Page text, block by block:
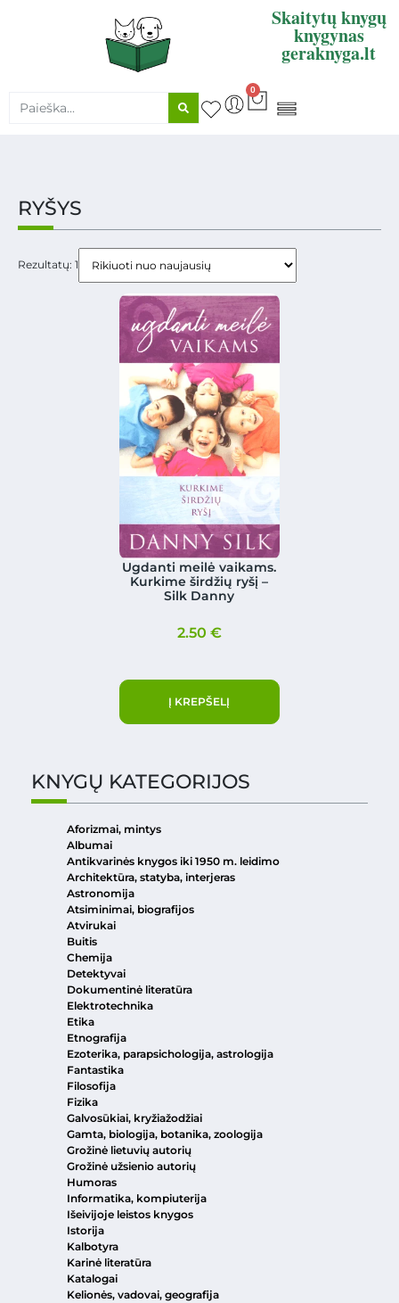
Skaitytų knygų
knygynas
geraknyga.lt
0
RYŠYS
Rezultatų: 1
Ugdanti meilė vaikams.
Kurkime širdžių ryšį –
Silk Danny
2.50 €
Į KREPŠELĮ
KNYGŲ KATEGORIJOS
Aforizmai, mintys
Albumai
Antikvarinės knygos iki 1950 m. leidimo
Architektūra, statyba, interjeras
Astronomija
Atsiminimai, biografijos
Atvirukai
Buitis
Chemija
Detektyvai
Dokumentinė literatūra
Elektrotechnika
Etika
Etnografija
Ezoterika, parapsichologija, astrologija
Fantastika
Filosofija
Fizika
Galvosūkiai, kryžiažodžiai
Gamta, biologija, botanika, zoologija
Grožinė lietuvių autorių
Grožinė užsienio autorių
Humoras
Informatika, kompiuterija
Išeivijoje leistos knygos
Istorija
Kalbotyra
Karinė literatūra
Katalogai
Kelionės, vadovai, geografija